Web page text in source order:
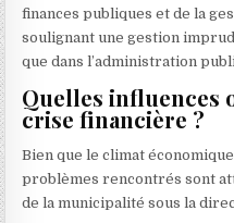
finances publiques et de la
soulignant une gestion
que dans l’administration
Quelles influences
crise financière ?
Bien que le climat
problèmes rencontrés sont
de la municipalité sous la